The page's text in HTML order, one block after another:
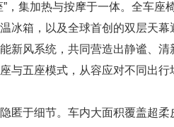
”，集加热与按摩于一体。全车
冰箱，以及全球首创的双层天
新风系统，共同营造出静谧、
与五座模式，从容应对不同出
匿于细节。车内大面积覆盖超